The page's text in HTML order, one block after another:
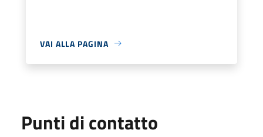
VAI ALLA PAGINA
Punti di contatto